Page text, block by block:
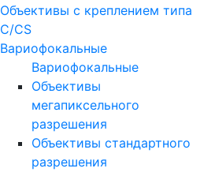
Объективы с креплением типа
C/CS
Вариофокальные
Вариофокальные
Объективы
мегапиксельного
разрешения
Объективы стандартного
разрешения